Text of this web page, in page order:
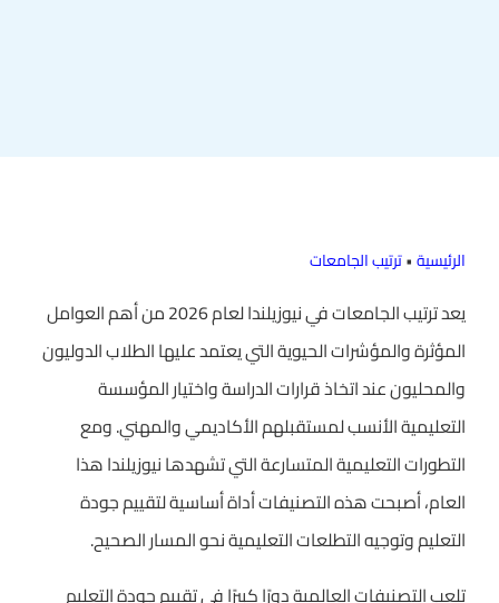
الرئيسية•ترتيب الجامعات
يعد ترتيب الجامعات في نيوزيلندا لعام 2026 من أهم العوامل
المؤثرة والمؤشرات الحيوية التي يعتمد عليها الطلاب الدوليون
والمحليون عند اتخاذ قرارات الدراسة واختيار المؤسسة
التعليمية الأنسب لمستقبلهم الأكاديمي والمهني. ومع
التطورات التعليمية المتسارعة التي تشهدها نيوزيلندا هذا
العام، أصبحت هذه التصنيفات أداة أساسية لتقييم جودة
التعليم وتوجيه التطلعات التعليمية نحو المسار الصحيح.
تلعب التصنيفات العالمية دورًا كبيرًا في تقييم جودة التعليم